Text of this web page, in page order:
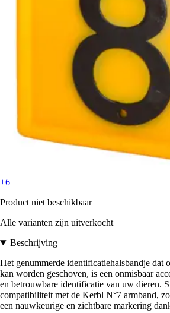
+6
Product niet beschikbaar
Alle varianten zijn uitverkocht
Beschrijving
Het genummerde identificatiehalsbandje dat
kan worden geschoven, is een onmisbaar
en betrouwbare identificatie van uw dieren.
compatibiliteit met de Kerbl N°7 armband,
een nauwkeurige en zichtbare markering